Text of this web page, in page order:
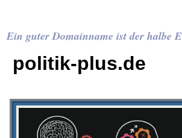
Ein guter Domainname ist der halbe
politik-plus.de